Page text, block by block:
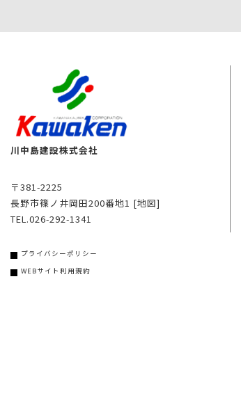
川中島建設株式会社
〒381-2225
長野市篠ノ井岡田200番地1 [地図]
TEL.026-292-1341
プライバシーポリシー
WEBサイト利用規約